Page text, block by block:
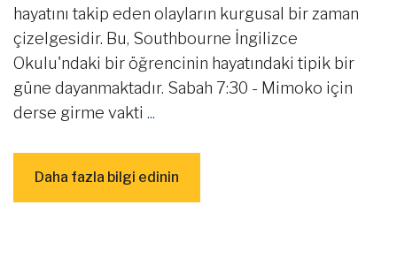
hayatını takip eden olayların kurgusal bir zaman
çizelgesidir. Bu, Southbourne İngilizce
Okulu'ndaki bir öğrencinin hayatındaki tipik bir
güne dayanmaktadır. Sabah 7:30 - Mimoko için
derse girme vakti ...
Daha fazla bilgi edinin